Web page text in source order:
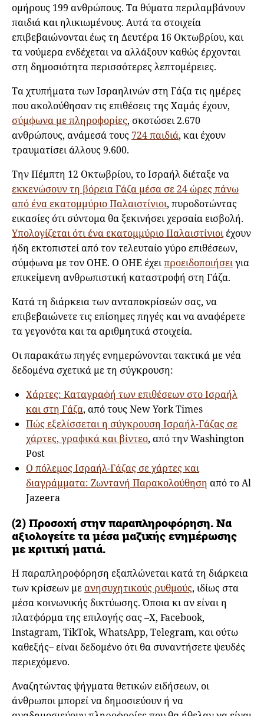
ομήρους 199 ανθρώπους. Τα θύματα περιλαμβάνουν
παιδιά και ηλικιωμένους. Αυτά τα στοιχεία
επιβεβαιώνονται έως τη Δευτέρα 16 Οκτωβρίου, και
τα νούμερα ενδέχεται να αλλάξουν καθώς έρχονται
στη δημοσιότητα περισσότερες λεπτομέρειες.
Τα χτυπήματα των Ισραηλινών στη Γάζα τις ημέρες
που ακολούθησαν τις επιθέσεις της Χαμάς έχουν,
σύμφωνα με πληροφορίες, σκοτώσει 2.670
ανθρώπους, ανάμεσά τους 724 παιδιά, και έχουν
τραυματίσει άλλους 9.600.
Την Πέμπτη 12 Οκτωβρίου, το Ισραήλ διέταξε να
εκκενώσουν τη βόρεια Γάζα μέσα σε 24 ώρες πάνω
από ένα εκατομμύριο Παλαιστίνιοι, πυροδοτώντας
εικασίες ότι σύντομα θα ξεκινήσει χερσαία εισβολή.
Υπολογίζεται ότι ένα εκατομμύριο Παλαιστίνιοιέχουν
ήδη εκτοπιστεί από τον τελευταίο γύρο επιθέσεων,
σύμφωνα με τον ΟΗΕ. Ο ΟΗΕ έχειπροειδοποιήσειγια
επικείμενη ανθρωπιστική καταστροφή στη Γάζα.
Κατά τη διάρκεια των ανταποκρίσεών σας, να
επιβεβαιώνετε τις επίσημες πηγές και να αναφέρετε
τα γεγονότα και τα αριθμητικά στοιχεία.
Οι παρακάτω πηγές ενημερώνονται τακτικά με νέα
δεδομένα σχετικά με τη σύγκρουση:
Χάρτες: Καταγραφή των επιθέσεων στο Ισραήλ
και στη Γάζα, από τους New York Times
Πώς εξελίσσεται η σύγκρουση Ισραήλ-Γάζας σε
χάρτες, γραφικά και βίντεο, από την Washington
Post
Ο πόλεμος Ισραήλ-Γάζας σε χάρτες και
διαγράμματα: Ζωντανή Παρακολούθηση από το Al
Jazeera
(2) Προσοχή στην παραπληροφόρηση. Να
αξιολογείτε τα μέσα μαζικής ενημέρωσης
με κριτική ματιά.
Η παραπληροφόρηση εξαπλώνεται κατά τη διάρκεια
των κρίσεων μεανησυχητικούς ρυθμούς, ιδίως στα
μέσα κοινωνικής δικτύωσης. Όποια κι αν είναι η
πλατφόρμα της επιλογής σας –X, Facebook,
Instagram, TikTok, WhatsApp, Telegram, και ούτω
καθεξής– είναι δεδομένο ότι θα συναντήσετε ψευδές
περιεχόμενο.
Αναζητώντας ψήγματα θετικών ειδήσεων, οι
άνθρωποι μπορεί να δημοσιεύουν ή να